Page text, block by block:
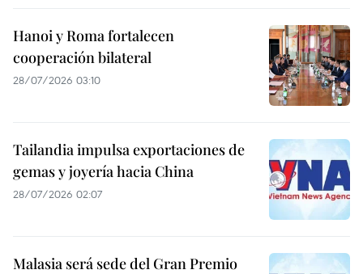
Hanoi y Roma fortalecen
cooperación bilateral
28/07/2026 03:10
Tailandia impulsa exportaciones de
gemas y joyería hacia China
28/07/2026 02:07
Malasia será sede del Gran Premio